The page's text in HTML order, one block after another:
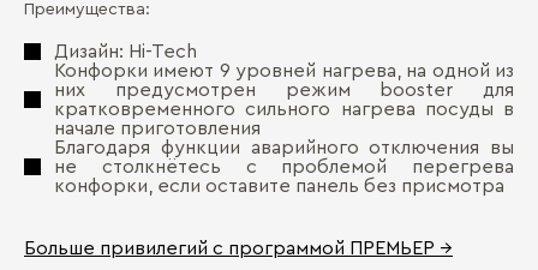
Преимущества:
Дизайн: Hi-Tech
Конфорки имеют 9 уровней нагрева, на одной из
них предусмотрен режим booster для
кратковременного сильного нагрева посуды в
начале приготовления
Благодаря функции аварийного отключения вы
не столкнётесь с проблемой перегрева
конфорки, если оставите панель без присмотра
Больше привилегий с программой ПРЕМЬЕР →